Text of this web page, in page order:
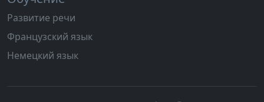
Развитие речи
Французский язык
Немецкий язык